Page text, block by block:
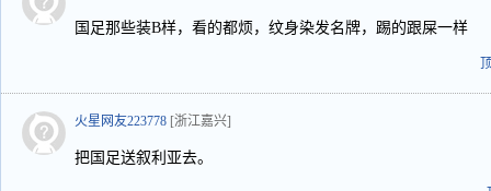
国足那些装B样，看的都烦，纹身染发名牌，踢的跟屎一样
火星网友223778 [浙江嘉兴]
把国足送叙利亚去。